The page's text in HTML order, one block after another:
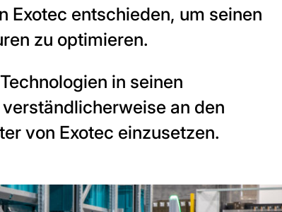
Exotec entschieden, um seinen
zu optimieren.
in seinen
an den
von Exotec einzusetzen.